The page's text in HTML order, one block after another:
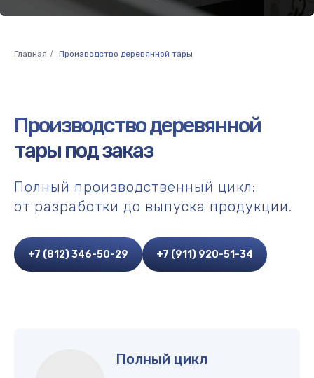
Главная / Производство деревянной тары
Полный цикл
Производство деревянной
тары под заказ
Полный производственный цикл:
от разработки до выпуска продукции.
+7 (812) 346-50-29 +7 (911) 920-51-34